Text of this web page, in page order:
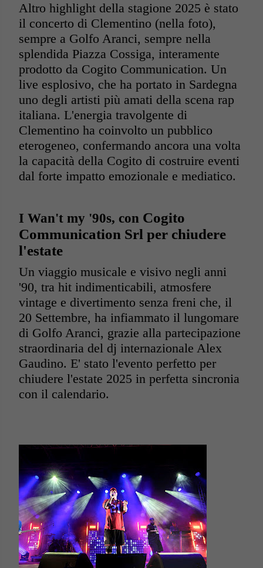
Altro highlight della stagione 2025 è stato
il concerto di Clementino (nella foto),
sempre a Golfo Aranci, sempre nella
splendida Piazza Cossiga, interamente
prodotto da Cogito Communication. Un
live esplosivo, che ha portato in Sardegna
uno degli artisti più amati della scena rap
italiana. L'energia travolgente di
Clementino ha coinvolto un pubblico
eterogeneo, confermando ancora una volta
la capacità della Cogito di costruire eventi
dal forte impatto emozionale e mediatico.
I Wan't my '90s, con Cogito
Communication Srl per chiudere
l'estate
Un viaggio musicale e visivo negli anni
'90, tra hit indimenticabili, atmosfere
vintage e divertimento senza freni che, il
20 Settembre, ha infiammato il lungomare
di Golfo Aranci, grazie alla partecipazione
straordinaria del dj internazionale Alex
Gaudino. E' stato l'evento perfetto per
chiudere l'estate 2025 in perfetta sincronia
con il calendario.